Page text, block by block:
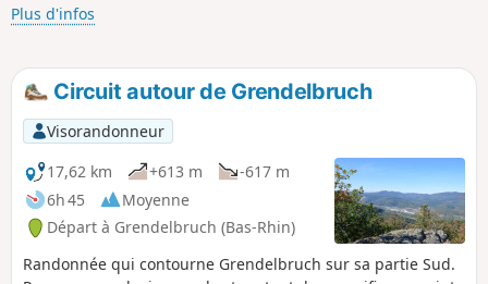
Plus d'infos
Circuit autour de Grendelbruch
Visorandonneur
17,62 km
+613 m
-617 m
6h 45
Moyenne
Départ à Grendelbruch (Bas-Rhin)
Randonnée qui contourne Grendelbruch sur sa partie Sud.